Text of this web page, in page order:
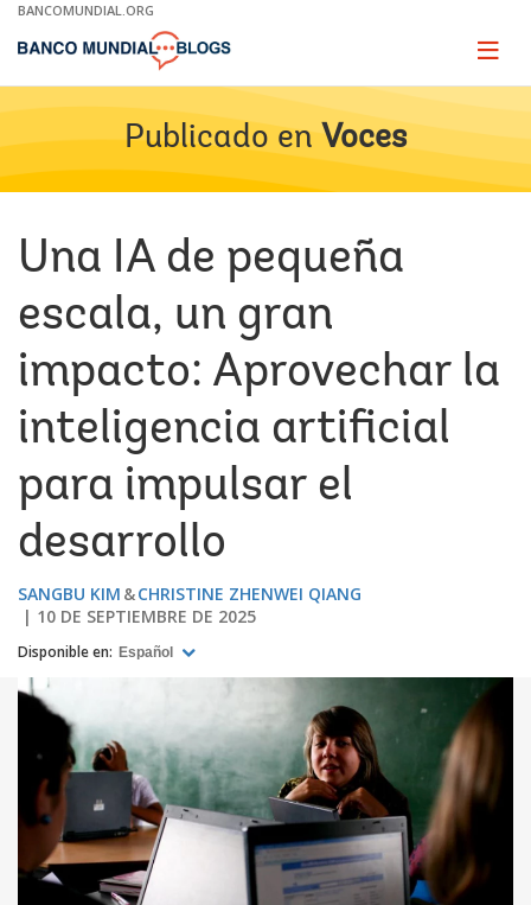
Skip
Main
BANCOMUNDIAL.ORG
Page
Publicado en Voces
Una IA de pequeña
escala, un gran
impacto: Aprovechar la
inteligencia artificial
para impulsar el
desarrollo
SANGBU KIM
CHRISTINE ZHENWEI QIANG
10 DE SEPTIEMBRE DE 2025
Disponible en: Español